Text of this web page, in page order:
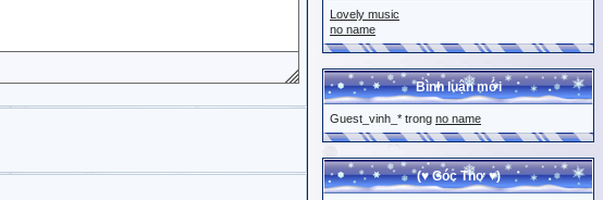
Lovely music
no name
Bình luận mới
Guest_vinh_* trong no name
(♥ Góc Thơ ♥)